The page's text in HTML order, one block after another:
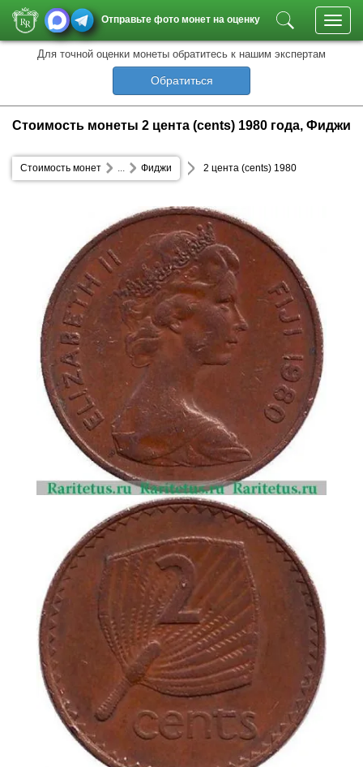
Отправьте фото монет на оценку
Для точной оценки монеты обратитесь к нашим экспертам
Обратиться
Стоимость монеты 2 цента (cents) 1980 года, Фиджи
Стоимость монет Фиджи
... 2 цента (cents) 1980